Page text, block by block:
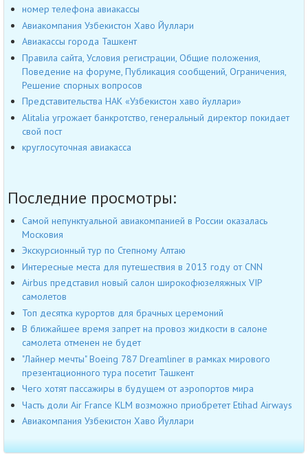
номер телефона авиакассы
Авиакомпания Узбекистон Хаво Йуллари
Авиакассы города Ташкент
Правила сайта, Условия регистрации, Общие положения,
Поведение на форуме, Публикация сообщений, Ограничения,
Решение спорных вопросов
Представительства НАК «Узбекистон хаво йуллари»
Alitalia угрожает банкротство, генеральный директор покидает
свой пост
круглосуточная авиакасса
Последние просмотры:
Самой непунктуальной авиакомпанией в России оказалась
Московия
Экскурсионный тур по Степному Алтаю
Интересные места для путешествия в 2013 году от CNN
Airbus представил новый салон широкофюзеляжных VIP
самолетов
Топ десятка курортов для брачных церемоний
В ближайшее время запрет на провоз жидкости в салоне
самолета отменен не будет
"Лайнер мечты" Boeing 787 Dreamliner в рамках мирового
презентационного тура посетит Ташкент
Чего хотят пассажиры в будущем от аэропортов мира
Часть доли Air France KLM возможно приобретет Etihad Airways
Авиакомпания Узбекистон Хаво Йуллари